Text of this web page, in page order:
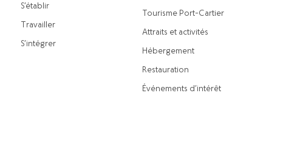
S’établir
Travailler
S’intégrer
Tourisme Port-Cartier
Attraits et activités
Hébergement
Restauration
Événements d’intérêt